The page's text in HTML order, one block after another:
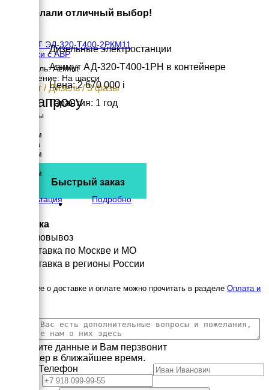
АЗИМУТ ЭД-320-Т400-2РКМ11
на шасси с АВР
Двигатель: Azimut
Исполнение: На шасси
320 кВт / Дизель / 3 фазы
По запросу
Размеры
5300 мм
Ширина
2050 мм
3600 мм
Консультация
Подробно
Вы сделали отличный выбор!
Дизельные электростанции
Азимут АД-320-Т400-1РН в контейнере
Цена: 2 670 000 i
Гарантия: 1 год
Быстрый заказ
Доставка
Самовывоз
Доставка по Москве и МО
Доставка в регионы России
Подробнее о доставке и оплате можно прочитать в разделе Оплата и
Заполните данные и Вам перзвонит
менеджер в ближайшее время.
Телефон